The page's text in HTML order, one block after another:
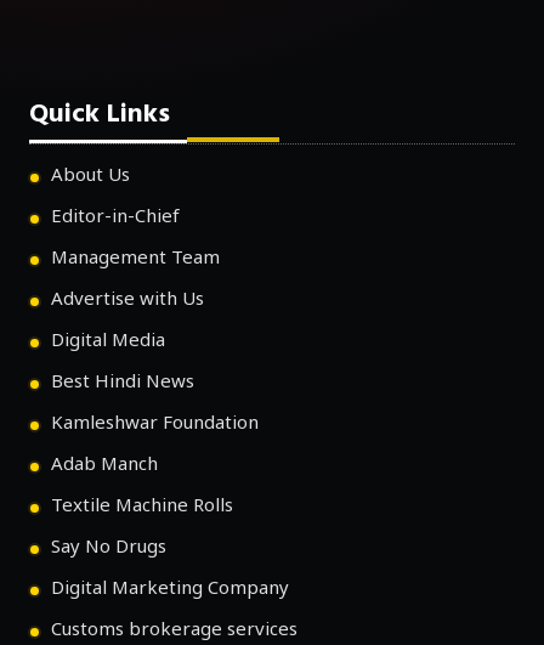
Quick Links
About Us
Editor-in-Chief
Management Team
Advertise with Us
Digital Media
Best Hindi News
Kamleshwar Foundation
Adab Manch
Textile Machine Rolls
Say No Drugs
Digital Marketing Company
Customs brokerage services